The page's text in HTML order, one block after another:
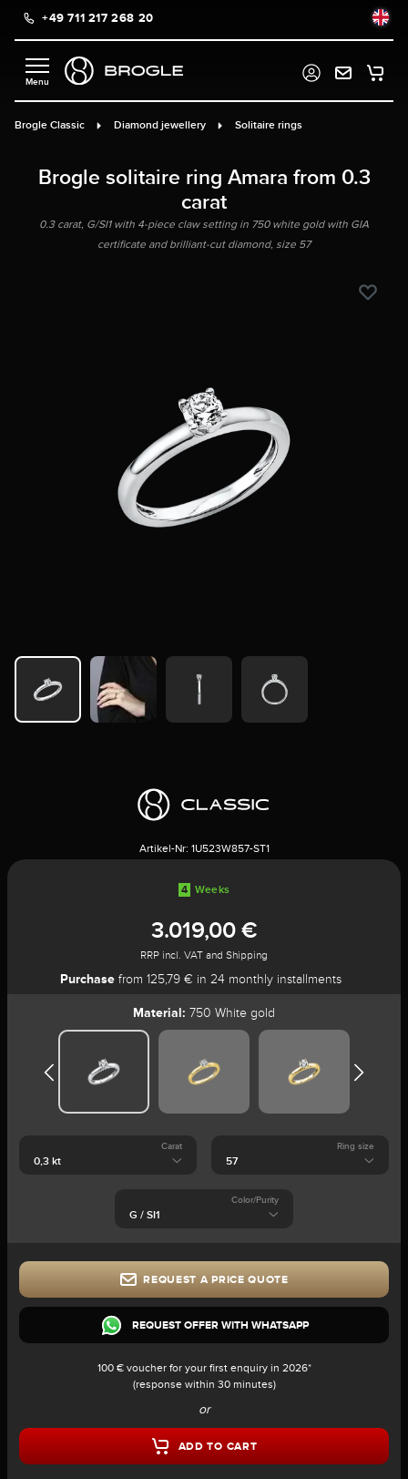
content+49 711 217 268 20
Brogle Classic Diamond jewellery Solitaire rings
Brogle solitaire ring Amara from 0.3
carat
0.3 carat, G/SI1 with 4-piece claw setting in 750 white gold with GIA
certificate and brilliant-cut diamond, size 57
Artikel-Nr: 1U523W857-ST1
4 Weeks
3.019,00 €
RRP incl. VAT and Shipping
Purchasefrom 125,79 € in 24 monthly installments
Material: 750 White gold
Carat Ring size
Color/Purity
REQUEST A PRICE QUOTE
REQUEST OFFER WITH WHATSAPP
100 € voucher for your first enquiry in 2026*
(response within 30 minutes)
or
ADD TO CART